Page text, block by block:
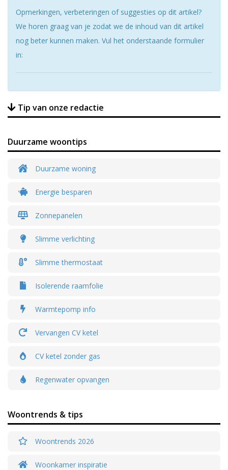
Opmerkingen, verbeteringen of suggesties op dit artikel?
We horen graag van je zodat we de inhoud van dit artikel
nog beter kunnen maken. Vul het onderstaande formulier
in:
Tip van onze redactie
Duurzame woontips
Duurzame woning
Energie besparen
Zonnepanelen
Slimme verlichting
Slimme thermostaat
Isolerende raamfolie
Warmtepomp info
Vervangen CV ketel
CV ketel zonder gas
Regenwater opvangen
Woontrends & tips
Woontrends 2026
Woonkamer inspiratie